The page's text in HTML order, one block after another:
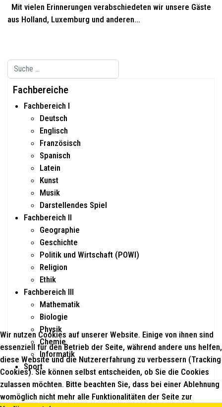
Mit vielen Erinnerungen verabschiedeten wir unsere Gäste
aus Holland, Luxemburg und anderen...
Suchen
Type 2 or more characters for results.
Fachbereiche
Fachbereich I
Deutsch
Englisch
Französisch
Spanisch
Latein
Kunst
Musik
Darstellendes Spiel
Fachbereich II
Geographie
Geschichte
Politik und Wirtschaft (POWI)
Religion
Ethik
Fachbereich III
Mathematik
Biologie
Physik
Chemie
Informatik
Sport
Wir nutzen Cookies auf unserer Website. Einige von ihnen sind
essenziell für den Betrieb der Seite, während andere uns helfen,
diese Website und die Nutzererfahrung zu verbessern (Tracking
Cookies). Sie können selbst entscheiden, ob Sie die Cookies
zulassen möchten. Bitte beachten Sie, dass bei einer Ablehnung
womöglich nicht mehr alle Funktionalitäten der Seite zur